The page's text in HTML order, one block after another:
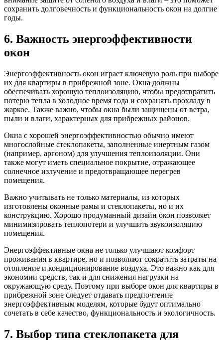
сохранить долговечность и функциональность окон на долгие
годы.
6. Важность энергоэффективности
окон
Энергоэффективность окон играет ключевую роль при выборе
их для квартиры в прибрежной зоне. Окна должны
обеспечивать хорошую теплоизоляцию, чтобы предотвратить
потерю тепла в холодное время года и сохранять прохладу в
жаркое. Также важно, чтобы окна были защищены от ветра,
пыли и влаги, характерных для прибрежных районов.
Окна с хорошей энергоэффективностью обычно имеют
многослойные стеклопакеты, заполненные инертным газом
(например, аргоном) для улучшения теплоизоляции. Они
также могут иметь специальное покрытие, отражающее
солнечное излучение и предотвращающее перегрев
помещения.
Важно учитывать не только материалы, из которых
изготовлены оконные рамы и стеклопакеты, но и их
конструкцию. Хорошо продуманный дизайн окон позволяет
минимизировать теплопотери и улучшить звукоизоляцию
помещения.
Энергоэффективные окна не только улучшают комфорт
проживания в квартире, но и позволяют сократить затраты на
отопление и кондиционирование воздуха. Это важно как для
экономии средств, так и для снижения нагрузки на
окружающую среду. Поэтому при выборе окон для квартиры в
прибрежной зоне следует отдавать предпочтение
энергоэффективным моделям, которые будут оптимально
сочетать в себе качество, функциональность и экологичность.
7. Выбор типа стеклопакета для